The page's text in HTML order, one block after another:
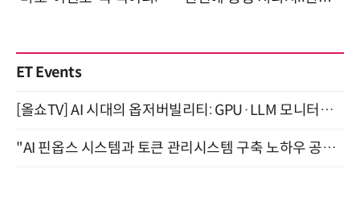
ET Events
[올쇼TV] AI 시대의 옵저버빌리티: GPU·LLM 모니터링부터 AI 기반 장애 대응까지 (8/11 생방송)
"AI 핀옵스 시스템과 토큰 관리시스템 구축 노하우 공개" 잠실 한국광고문화회관 2층 대회의실 (8/21)